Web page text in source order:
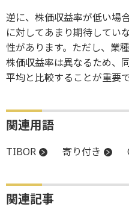
逆に、株価収益率が低い場
に対してあまり期待してい
性があります。ただし、業
株価収益率は異なるため、
平均と比較することが重要で
関連用語
TIBOR 寄り付き
関連記事